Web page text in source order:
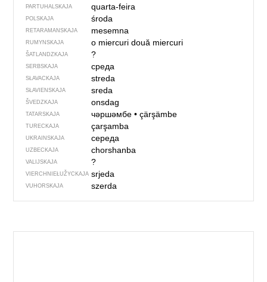
PARTUHALSKAJA quarta-feira
POLSKAJA środa
RETARAMANSKAJA mesemna
RUMYNSKAJA o miercuridouă miercuri
ŠATLANDZKAJA ?
SERBSKAJA среда
SŁAVACKAJA streda
SŁAVIENSKAJA sreda
ŠVEDZKAJA onsdag
TATARSKAJA чәршәмбе• çärşämbe
TURECKAJA çarşamba
UKRAINSKAJA середа
UZBECKAJA chorshanba
VALIJSKAJA ?
VIERCHNIE­ŁUŽYCKAJA srjeda
VUHORSKAJA szerda